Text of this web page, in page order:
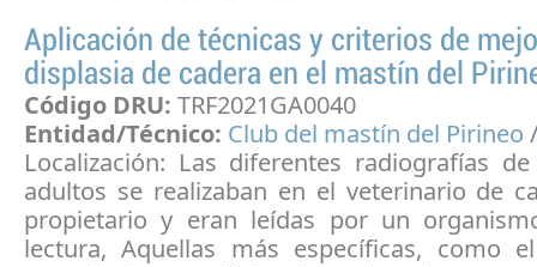
Aplicación de técnicas y criterios de
displasia de cadera en el mastín del
Código DRU: TRF2021GA0040
Entidad/Técnico: Club del mastín del Pirineo
Localización: Las diferentes radiografías
adultos se realizaban en el veterinario de
propietario y eran leídas por un
lectura, Aquellas más específicas, como